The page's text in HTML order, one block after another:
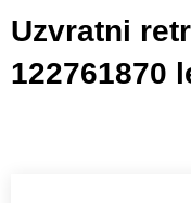
Uzvratni
122761870